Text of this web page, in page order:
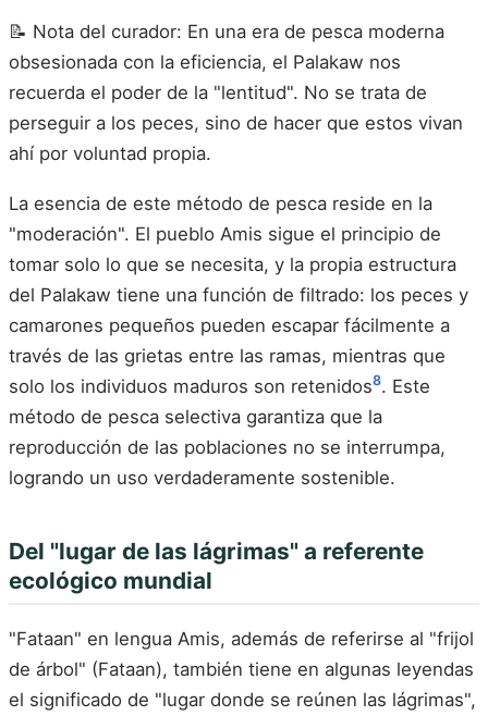
📝 Nota del curador: En una era de pesca moderna
obsesionada con la eficiencia, el Palakaw nos
recuerda el poder de la "lentitud". No se trata de
perseguir a los peces, sino de hacer que estos vivan
ahí por voluntad propia.
La esencia de este método de pesca reside en la
"moderación". El pueblo Amis sigue el principio de
tomar solo lo que se necesita, y la propia estructura
del Palakaw tiene una función de filtrado: los peces y
camarones pequeños pueden escapar fácilmente a
través de las grietas entre las ramas, mientras que
solo los individuos maduros son retenidos8. Este
método de pesca selectiva garantiza que la
reproducción de las poblaciones no se interrumpa,
logrando un uso verdaderamente sostenible.
Del "lugar de las lágrimas" a referente
ecológico mundial
"Fataan" en lengua Amis, además de referirse al "frijol
de árbol" (Fataan), también tiene en algunas leyendas
el significado de "lugar donde se reúnen las lágrimas",